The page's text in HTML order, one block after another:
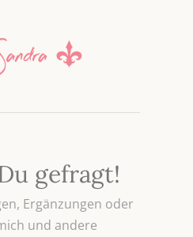
gefragt!
Ergänzungen oder
und andere